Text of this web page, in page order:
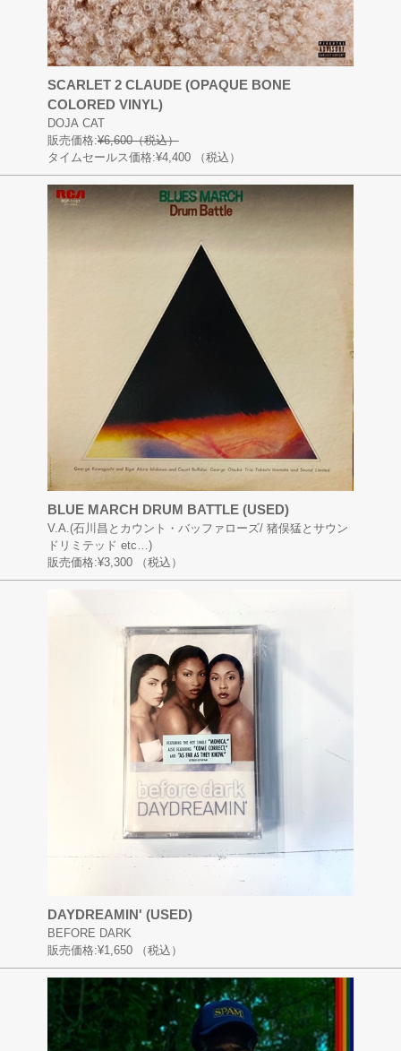
SCARLET 2 CLAUDE (OPAQUE BONE
COLORED VINYL)
DOJA CAT
販売価格:¥6,600（税込）
タイムセールス価格:¥4,400
（税込）
BLUE MARCH DRUM BATTLE (USED)
V.A.(石川昌とカウント・バッファローズ/ 猪俣猛とサウン
ドリミテッド etc…)
販売価格:¥3,300 （税込）
DAYDREAMIN' (USED)
BEFORE DARK
販売価格:¥1,650 （税込）